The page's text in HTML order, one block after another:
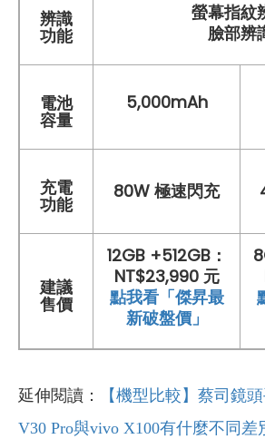
辨識
功能
螢幕指紋
臉部辨
電池
容量
5,000mAh
充電
功能
80W 極速閃充
建議
售價
12GB +512GB：
NT$23,990 元
點我看「傑昇最
新破盤價」
延伸閱讀：
【機型比較】蔡司鏡
V30 Pro與vivo X100有什麼不同差